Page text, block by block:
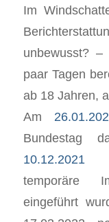
Im
unbewusst?
paar Tagen
ab 18 Jahren,
Am
Bundestag
10.12.2021
temporäre
eingeführt